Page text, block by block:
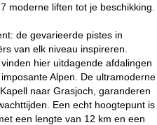
moderne liften tot je beschikking.
de gevarieerde pistes in
van elk niveau inspireren.
hier uitdagende afdalingen
Alpen. De ultramoderne
naar Grasjoch, garanderen
Een echt hoogtepunt is
een lengte van 12 km en een